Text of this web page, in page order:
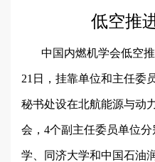
低空推
中国内燃机学会低空
21日，挂靠单位和主任委
秘书处设在北航能源与动
会，4个副主任委员单位
学、同济大学和中国石油